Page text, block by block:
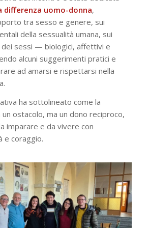
differenza uomo-donna,
tra sesso e genere, sui
della sessualità umana, sui
sessi — biologici, affettivi e
alcuni suggerimenti pratici e
ad amarsi e rispettarsi nella
ha sottolineato come la
ostacolo, ma un dono reciproco,
imparare e da vivere con
e coraggio.